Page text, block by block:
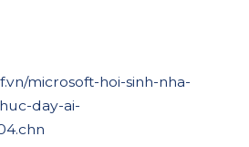
microsoft-hoi-sinh-nha-
day-ai-